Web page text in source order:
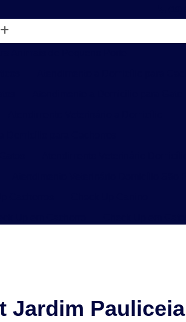
Cirurgia em Animais de Grande Porte
Jardim Pauliceia